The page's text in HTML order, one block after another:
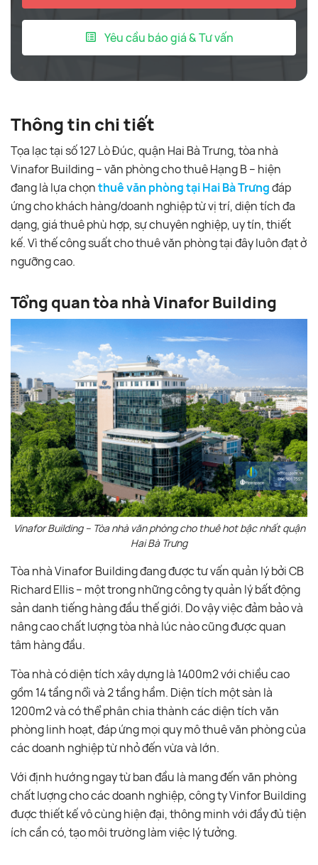
Yêu cầu báo giá & Tư vấn
Thông tin chi tiết
Tọa lạc tại số 127 Lò Đúc, quận Hai Bà Trưng, tòa nhà
Vinafor Building – văn phòng cho thuê Hạng B – hiện
đang là lựa chọnthuê văn phòng tại Hai Bà Trưngđáp
ứng cho khách hàng/doanh nghiệp từ vị trí, diện tích đa
dạng, giá thuê phù hợp, sự chuyên nghiệp, uy tín, thiết
kế. Vì thế công suất cho thuê văn phòng tại đây luôn đạt ở
ngưỡng cao.
Tổng quan tòa nhà Vinafor Building
Vinafor Building – Tòa nhà văn phòng cho thuê hot bậc nhất quận
Hai Bà Trưng
Tòa nhà Vinafor Building đang được tư vấn quản lý bởi CB
Richard Ellis – một trong những công ty quản lý bất động
sản danh tiếng hàng đầu thế giới. Do vậy việc đảm bảo và
nâng cao chất lượng tòa nhà lúc nào cũng được quan
tâm hàng đầu.
Tòa nhà có diện tích xây dựng là 1400m2 với chiều cao
gồm 14 tầng nổi và 2 tầng hầm. Diện tích một sàn là
1200m2 và có thể phân chia thành các diện tích văn
phòng linh hoạt, đáp ứng mọi quy mô thuê văn phòng của
các doanh nghiệp từ nhỏ đến vừa và lớn.
Với định hướng ngay từ ban đầu là mang đến văn phòng
chất lượng cho các doanh nghiệp, công ty Vinfor Building
được thiết kế vô cùng hiện đại, thông minh với đầy đủ tiện
ích cần có, tạo môi trường làm việc lý tưởng.